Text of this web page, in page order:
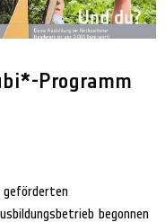
Programm
geförderten
begonnen